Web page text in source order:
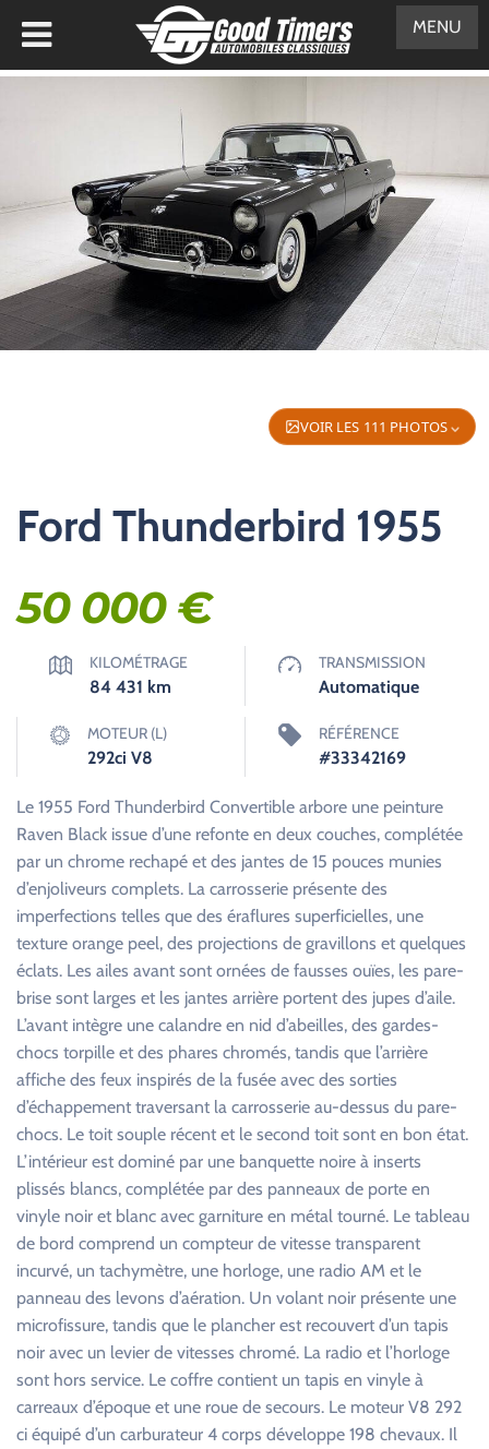
VOIR LES 111 PHOTOS
Ford Thunderbird 1955
50 000€
KILOMÉTRAGE
84 431 km
TRANSMISSION
Automatique
MOTEUR (L)
292ci V8
RÉFÉRENCE
#33342169
Le 1955 Ford Thunderbird Convertible arbore une peinture
Raven Black issue d’une refonte en deux couches, complétée
par un chrome rechapé et des jantes de 15 pouces munies
d’enjoliveurs complets. La carrosserie présente des
imperfections telles que des éraflures superficielles, une
texture orange peel, des projections de gravillons et quelques
éclats. Les ailes avant sont ornées de fausses ouïes, les pare-
brise sont larges et les jantes arrière portent des jupes d’aile.
L’avant intègre une calandre en nid d’abeilles, des gardes-
chocs torpille et des phares chromés, tandis que l’arrière
affiche des feux inspirés de la fusée avec des sorties
d’échappement traversant la carrosserie au-dessus du pare-
chocs. Le toit souple récent et le second toit sont en bon état.
L’intérieur est dominé par une banquette noire à inserts
plissés blancs, complétée par des panneaux de porte en
vinyle noir et blanc avec garniture en métal tourné. Le tableau
de bord comprend un compteur de vitesse transparent
incurvé, un tachymètre, une horloge, une radio AM et le
panneau des levons d’aération. Un volant noir présente une
microfissure, tandis que le plancher est recouvert d’un tapis
noir avec un levier de vitesses chromé. La radio et l’horloge
sont hors service. Le coffre contient un tapis en vinyle à
carreaux d’époque et une roue de secours. Le moteur V8 292
ci équipé d’un carburateur 4 corps développe 198 chevaux. Il
MENU